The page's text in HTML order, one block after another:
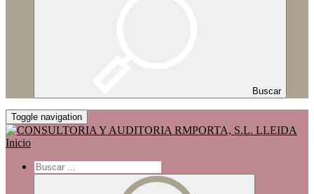
Buscar
Toggle navigation
Inicio